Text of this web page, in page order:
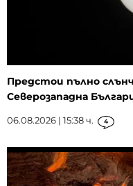
Предстои пълно
Северозападна
06.08.2026 | 15:38 ч. 4